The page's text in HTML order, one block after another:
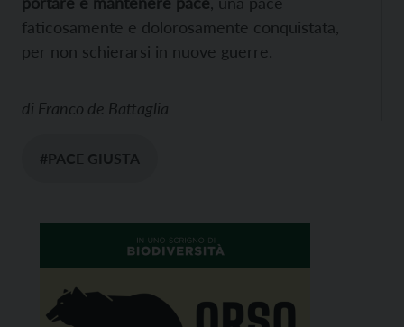
faticosamente e dolorosamente conquistata,
per non schierarsi in nuove guerre.
di Franco de Battaglia
#PACE GIUSTA